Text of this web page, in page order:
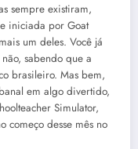
sempre existiram,
iniciada por Goat
um deles. Você já
sabendo que a
brasileiro. Mas bem,
em algo divertido,
Simulator,
começo desse mês no